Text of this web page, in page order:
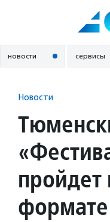
новости сервисы
Новости
формате